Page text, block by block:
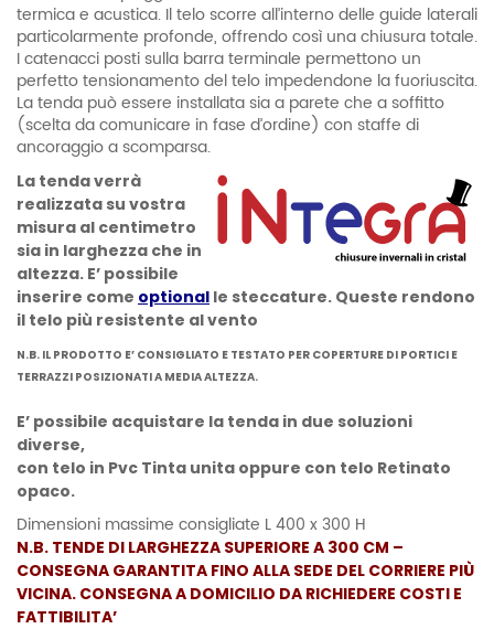
termica e acustica. Il telo scorre all’interno delle guide laterali
particolarmente profonde, offrendo così una chiusura totale.
I catenacci posti sulla barra terminale permettono un
perfetto tensionamento del telo impedendone la fuoriuscita.
La tenda può essere installata sia a parete che a soffitto
(scelta da comunicare in fase d’ordine) con staffe di
ancoraggio a scomparsa.
La tenda verrà
realizzata su vostra
misura al centimetro
sia in larghezza che in
altezza. E’ possibile
inserire come optional le steccature. Queste rendono
il telo più resistente al vento
N.B. IL PRODOTTO E’ CONSIGLIATO E TESTATO PER COPERTURE DI PORTICI E
TERRAZZI POSIZIONATI A MEDIA ALTEZZA.
E’ possibile acquistare la tenda in due soluzioni
diverse,
con telo in Pvc Tinta unita oppure con telo Retinato
opaco.
Dimensioni massime consigliate L 400 x 300 H
N.B. TENDE DI LARGHEZZA SUPERIORE A 300 CM –
CONSEGNA GARANTITA FINO ALLA SEDE DEL CORRIERE PIÙ
VICINA. CONSEGNA A DOMICILIO DA RICHIEDERE COSTI E
FATTIBILITA’